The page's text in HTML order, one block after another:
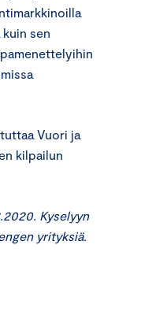
sen
Vuori ja
kilpailun
Kyselyyn
yrityksiä.